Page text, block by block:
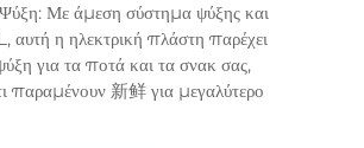
Με άμεση σύστημα ψύξης και
αυτή η ηλεκτρική πλάστη παρέχει
για τα ποτά και τα σνακ σας,
παραμένουν 新鲜 για μεγαλύτερο